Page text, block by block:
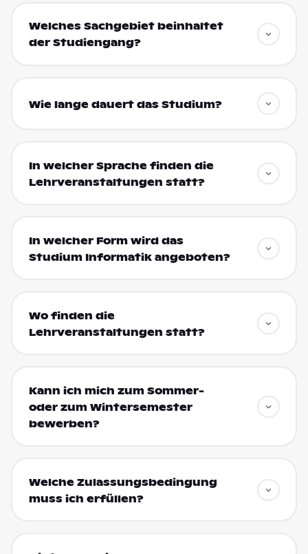
Welches Sachgebiet beinhaltet
der Studiengang?
Wie lange dauert das Studium?
In welcher Sprache finden die
Lehrveranstaltungen statt?
In welcher Form wird das
Studium Informatik angeboten?
Wo finden die
Lehrveranstaltungen statt?
Kann ich mich zum Sommer-
oder zum Wintersemester
bewerben?
Welche Zulassungsbedingung
muss ich erfüllen?